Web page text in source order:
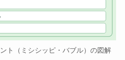
ト（ミシシッピ・バブル）の図解